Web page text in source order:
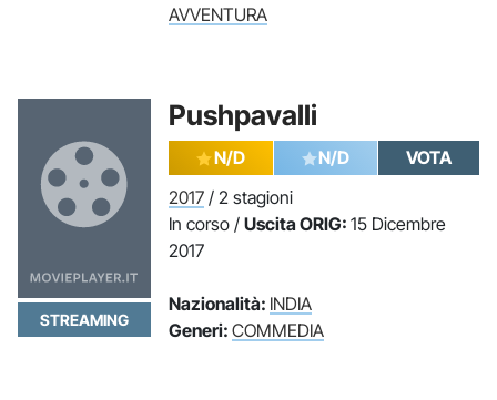
AVVENTURA
Pushpavalli
STREAMING
N/D N/D
VOTA
2017 / 2 stagioni
In corso / Uscita ORIG: 15 Dicembre
2017
Nazionalità: INDIA
Generi: COMMEDIA